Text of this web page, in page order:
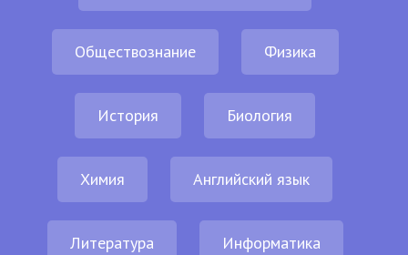
Обществознание Физика
История Биология
Химия Английский язык
Литература Информатика